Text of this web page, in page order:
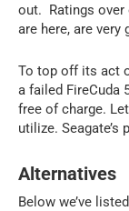
out. Ratings over
are here, are very
To top off its act
a failed FireCuda
free of charge.
utilize.
Alternatives
Below we’ve